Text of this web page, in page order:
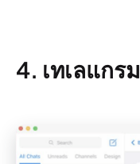
4. เทเลแกรม